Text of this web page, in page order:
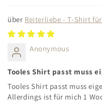
Reiterliebe - T-Shirt
Anonymous
Tooles Shirt passt muss
Tooles Shirt passt muss
Allerdings ist für mich 1